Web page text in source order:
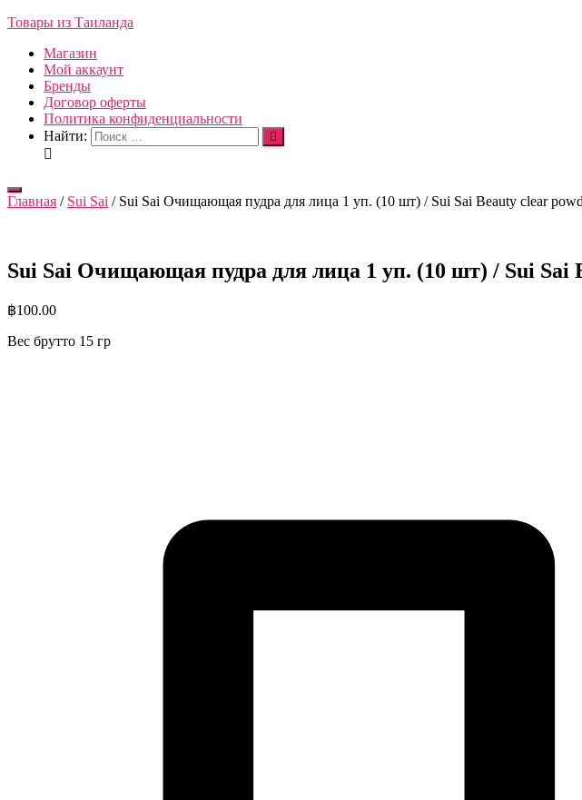
Товары из Таиланда
Магазин
Мой аккаунт
Бренды
Договор оферты
Политика конфиденциальности
Найти:
Переключить
навигацию
Главная / Sui Sai / Sui Sai Очищающая пудра для лица 1 уп. (10 шт) / Sui Sai Beauty clear
Sui Sai Очищающая пудра для лица 1 уп. (10 шт) / Sui Sai
฿100.00
Вес брутто 15 гр